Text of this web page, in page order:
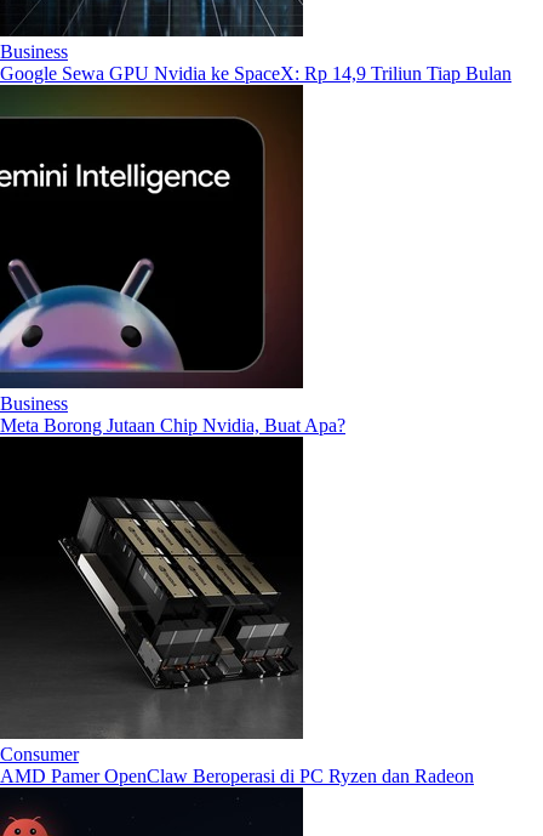
Business
Google Sewa GPU Nvidia ke SpaceX: Rp 14,9 Triliun Tiap Bulan
Business
Meta Borong Jutaan Chip Nvidia, Buat Apa?
Consumer
AMD Pamer OpenClaw Beroperasi di PC Ryzen dan Radeon